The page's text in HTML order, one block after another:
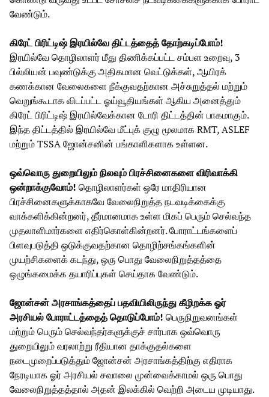
வேண்டும்.
கிரேட் பிரிட்டிஷ் இரயில்வே திட்டத்தைத் தோற்கடிப்போம்!
இரயில்வே தொழிலாளர் மீது திணிக்கப்பட்ட சம்பள உறைவு, 3
பில்லியன் பவுண்டுக்கு அதிகமான வெட்டுக்கள், ஆயிரக்
கணக்கான வேலைகளை நீக்குவதற்கான அச்சுறுத்தல் மற்றும்
வெறுங்கூடாக விடப்பட்ட ஓய்வூதியங்கள் ஆகிய அனைத்தும்
கிரேட் பிரிட்டிஷ் இரயில்வேக்கான டோரி திட்டத்தின் பாகமாகும்.
இந்த திட்டத்தில் இரயில்வே மீட்புக் குழு மூலமாக RMT, ASLEF
மற்றும் TSSA ஜோன்சனின் பங்காளிகளாக உள்ளன.
ஒவ்வொரு துறையிலும் நிலவும் பிரச்சினைகளை விரிவாக்கி
ஒன்றாக்குவோம்! தொழிலாளர்கள் ஒரே மாதிரியான
பிரச்சினைகளுக்காகவே வேலைநிறுத்த நடவடிக்கைக்கு
வாக்களிக்கின்றனர், தீர்மானமாக உள்ள மிகப் பெரும் செல்வந்த
முதலாளிமார்களை எதிர்கொள்கின்றனர். போராட்டங்களைப்
பிளவுபடுத்தி ஒடுக்குவதற்கான தொழிற்சங்கங்களின்
முயற்சிகளைக் கடந்து, ஒரு பொது வேலைநிறுத்தத்தை
ஒழுங்கமைக்க தயாரிப்புகள் செய்தாக வேண்டும்.
ஜோன்சன் அரசாங்கத்தைப் பதவியிலிருந்து கீழிறக்க ஓர்
அரசியல் போராட்டத்தைத் தொடுப்போம்! பெருநிறுவனங்கள்
மற்றும் பெரும் செல்வந்தர்களுக்குச் சார்பாக ஒவ்வொரு
துறையிலும் வரலாற்று ரீதியான தாக்குதல்களை
நடைமுறைப்படுத்தும் ஜோன்சன் அரசாங்கத்திற்கு எதிராக
நேரடியாக ஓர் அரசியல் சவாலை முன்வைக்காமல் ஒரு பொது
வேலைநிறுத்தத்தால் அதன் இலக்கில் வெற்றி அடைய முடியாது.